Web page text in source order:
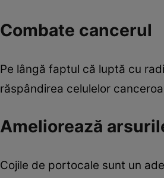
Combate cancerul
Pe lângă faptul că luptă cu
răspândirea celulelor
Ameliorează
Cojile de portocale sunt un